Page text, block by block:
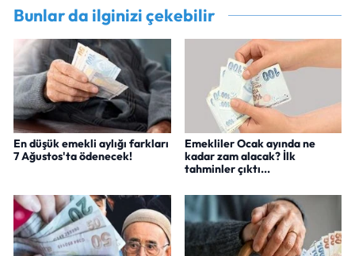
Bunlar da ilginizi çekebilir
En düşük emekli aylığı farkları
7 Ağustos'ta ödenecek!
Emekliler Ocak ayında ne
kadar zam alacak? İlk
tahminler çıktı...